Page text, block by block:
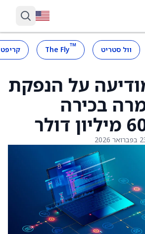
וול סטריט ™
The Fly
על הנפקת
בכירה
2026